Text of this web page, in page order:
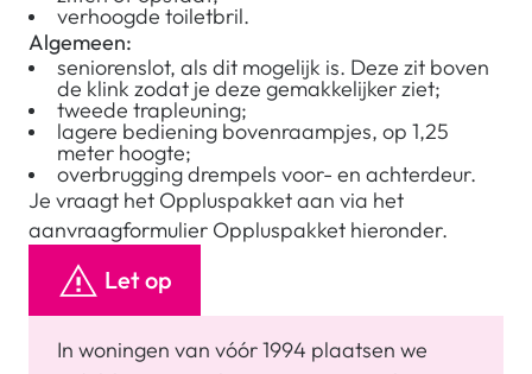
verhoogde toiletbril.
Algemeen:
seniorenslot, als dit mogelijk is. Deze zit boven
de klink zodat je deze gemakkelijker ziet;
tweede trapleuning;
lagere bediening bovenraampjes, op 1,25
meter hoogte;
overbrugging drempels voor- en achterdeur.
Je vraagt het Oppluspakket aan via het
aanvraagformulier Oppluspakket hieronder.
Let op
In woningen van vóór 1994 plaatsen we